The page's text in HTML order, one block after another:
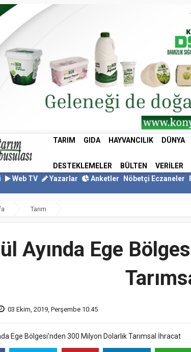
TARIM GIDA HAYVANCILIK DÜNYA
DESTEKLEMELER BÜLTEN VERILER
Web TV Yazarlar Anketler Nöbetçi Eczaneler
Tarım
Ayında Ege
03 Ekim, 2019, Perşembe 10:45